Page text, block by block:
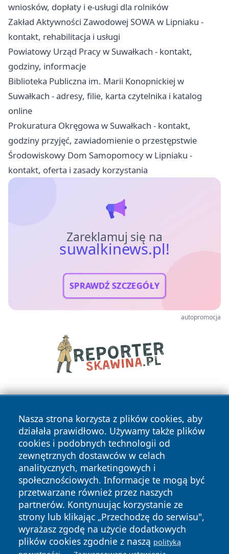
wniosków, dopłaty i e-usługi dla rolników
Zakład Aktywności Zawodowej SOWA w Lipniaku -
kontakt, rehabilitacja i usługi
Powiatowy Urząd Pracy w Suwałkach - kontakt,
godziny, informacje
Biblioteka Publiczna im. Marii Konopnickiej w
Suwałkach - adresy, filie, karta czytelnika i katalog
online
Prokuratura Okręgowa w Suwałkach - kontakt,
godziny przyjęć, zawiadomienie o przestępstwie
Środowiskowy Dom Samopomocy w Lipniaku -
kontakt, oferta i zasady korzystania
Zareklamuj się na
suwalkinews.pl!
SPRAWDŹ SZCZEGÓŁY
autopromocja
Nasza strona korzysta z plików cookies, aby
działała prawidłowo. Używamy także plików
cookies i podobnych technologii od
zewnętrznych dostawców w celach
analitycznych, marketingowych i
społecznościowych. Informacje te mogą być
przetwarzane również przez naszych
partnerów. Kontynuując korzystanie ze
strony lub klikając „Przechodzę do serwisu",
wyrażasz zgodę na użycie dodatkowych
plików cookies zgodnie z naszą polityką
Copyright © 2026 suwalkinews.pl Wszystkie prawa
zastrzeżone.
News Autorzy
Polityka
Prywatności
Polityka
Cookies